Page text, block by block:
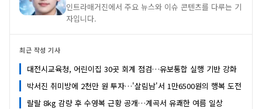
인트라매거진에서 주요 뉴스와 이슈 콘텐츠를 다루는 기
자입니다.
최근 작성 기사
대전시교육청, 어린이집 30곳 회계 점검…유보통합 실행 기반 강화
박서진 취미방에 2천만 원 투자…'살림남'서 1만6500원의 행복 도전
랄랄 8kg 감량 후 수영복 근황 공개…계곡서 유쾌한 여름 일상